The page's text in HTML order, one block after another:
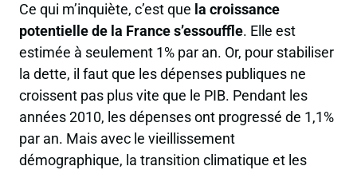
Ce qui m’inquiète, c’est que la croissance
potentielle de la France s’essouffle. Elle est
estimée à seulement 1% par an. Or, pour stabiliser
la dette, il faut que les dépenses publiques ne
croissent pas plus vite que le PIB. Pendant les
années 2010, les dépenses ont progressé de 1,1%
par an. Mais avec le vieillissement
démographique, la transition climatique et les